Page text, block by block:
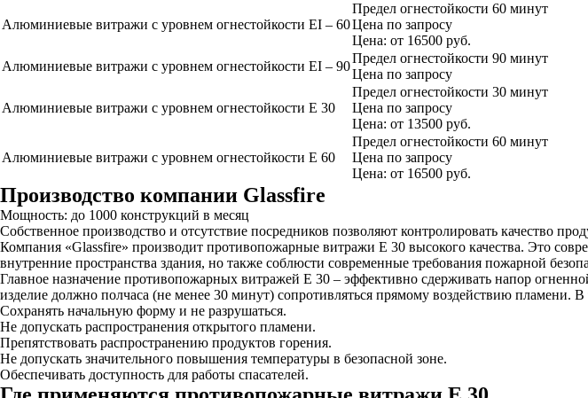
Алюминиевые витражи с уровнем огнестойкости EI – 60
Предел огнестойкости 60 минут
Цена по запросу
Цена: от 16500 руб.
Алюминиевые витражи с уровнем огнестойкости EI – 90
Предел огнестойкости 90 минут
Цена по запросу
Алюминиевые витражи с уровнем огнестойкости E 30
Предел огнестойкости 30 минут
Цена по запросу
Цена: от 13500 руб.
Алюминиевые витражи с уровнем огнестойкости E 60
Предел огнестойкости 60 минут
Цена по запросу
Цена: от 16500 руб.
Производство компании Glassfire
Мощность: до 1000 конструкций в месяц
Собственное производство и отсутствие посредников позволяют контролировать качество
Компания «Glassfire» производит противопожарные витражи E 30 высокого качества. Это
внутренние пространства здания, но также соблюсти современные требования пожарной
Главное назначение противопожарных витражей E 30 – эффективно сдерживать напор
изделие должно полчаса (не менее 30 минут) сопротивляться прямому воздействию пламени. В
Сохранять начальную форму и не разрушаться.
Не допускать распространения открытого пламени.
Препятствовать распространению продуктов горения.
Не допускать значительного повышения температуры в безопасной зоне.
Обеспечивать доступность для работы спасателей.